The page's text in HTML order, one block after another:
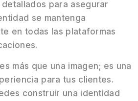
detallados para asegurar
se mantenga
en todas las plataformas
más que una imagen; es una
para tus clientes.
construir una identidad